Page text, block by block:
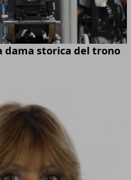
dama storica del trono